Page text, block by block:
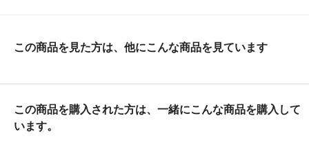
この商品を見た方は、他にこんな商品を見ています
この商品を購入された方は、一緒にこんな商品を購入して
います。